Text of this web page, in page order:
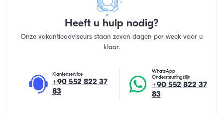
Heeft u hulp nodig?
Onze vakantieadviseurs staan zeven dagen per week voor u
klaar.
Klantenservice
+90 552 822 37
83
WhatsApp
Ondersteuningslijn
+90 552 822 37
83